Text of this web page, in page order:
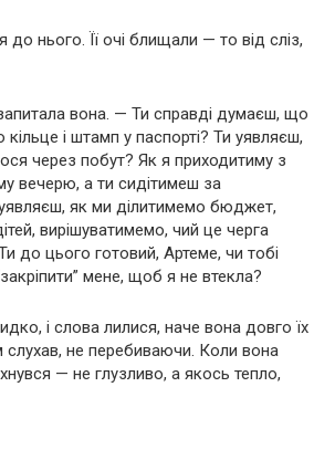
до нього. Її очі блищали — то від сліз,
вона. — Ти справді думаєш, що
і штамп у паспорті? Ти уявляєш,
через побут? Як я приходитиму з
вечерю, а ти сидітимеш за
як ми ділитимемо бюджет,
вирішуватимемо, чий це черга
до цього готовий, Артеме, чи тобі
мене, щоб я не втекла?
і слова лилися, наче вона довго їх
слухав, не перебиваючи. Коли вона
— не глузливо, а якось тепло,